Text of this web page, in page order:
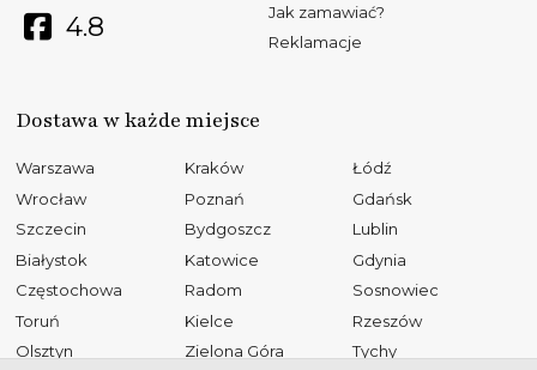
4.8
Jak zamawiać?
Reklamacje
Dostawa w każde miejsce
Warszawa Kraków
Łódź
Wrocław
Poznań
Gdańsk
Szczecin
Bydgoszcz
Lublin
Białystok
Katowice
Gdynia
Częstochowa
Radom
Sosnowiec
Toruń
Kielce
Rzeszów
Olsztyn
Zielona Góra
Tychy